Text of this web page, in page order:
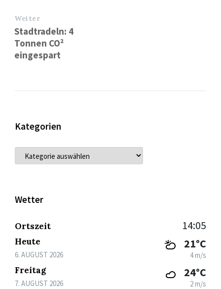
Weiter
Stadtradeln: 4
Tonnen CO²
eingespart
Kategorien
KATEGORIEN
Wetter
Ortszeit 14:05
Heute
6. AUGUST 2026
21°C
4 m/s
Freitag
7. AUGUST 2026
24°C
2 m/s